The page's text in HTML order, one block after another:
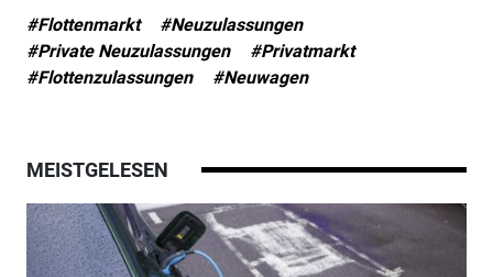
#Flottenmarkt
#Neuzulassungen
#Private Neuzulassungen
#Privatmarkt
#Flottenzulassungen
#Neuwagen
MEISTGELESEN